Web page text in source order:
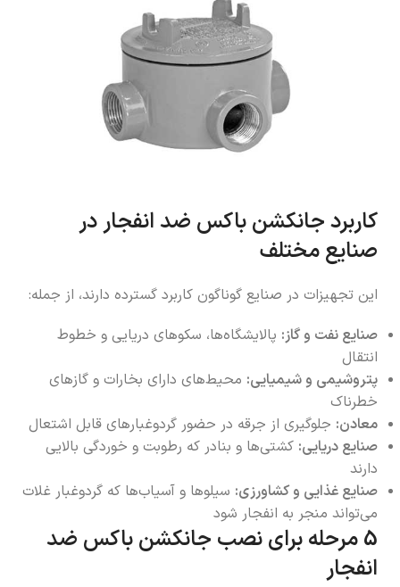
کاربرد جانکشن باکس ضد انفجار در
صنایع مختلف
این تجهیزات در صنایع گوناگون کاربرد گسترده دارند، از جمله:
صنایع نفت و گاز: پالایشگاه‌ها، سکوهای دریایی و خطوط
انتقال
پتروشیمی و شیمیایی: محیط‌های دارای بخارات و گازهای
خطرناک
معادن: جلوگیری از جرقه در حضور گردوغبارهای قابل اشتعال
صنایع دریایی: کشتی‌ها و بنادر که رطوبت و خوردگی بالایی
دارند
صنایع غذایی و کشاورزی: سیلوها و آسیاب‌ها که گردوغبار غلات
می‌تواند منجر به انفجار شود
5 مرحله برای نصب جانکشن باکس ضد
انفجار